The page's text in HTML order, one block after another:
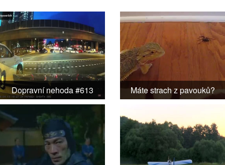
Dopravní nehoda #613 Máte strach z pavouků?